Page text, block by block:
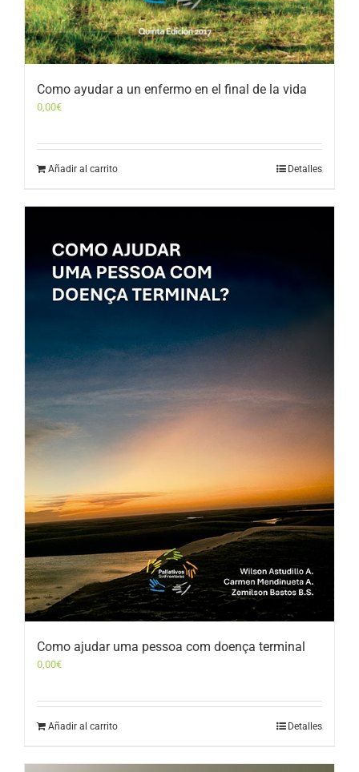
Como ayudar a un enfermo en el final de la vida
0,00€
Añadir al carrito Detalles
Como ajudar uma pessoa com doença terminal
0,00€
Añadir al carrito Detalles